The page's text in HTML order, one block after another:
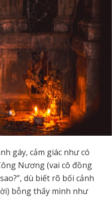
gáy, cảm giác như có
Nương (vai cô đồng
dù biết rõ bối cảnh
bỗng thấy mình như